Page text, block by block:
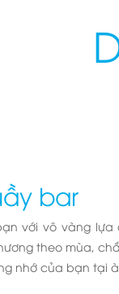
bar
với vô vàng lựa
theo mùa,
nhớ của bạn tại